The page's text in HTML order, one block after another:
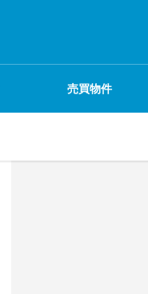
売買物件